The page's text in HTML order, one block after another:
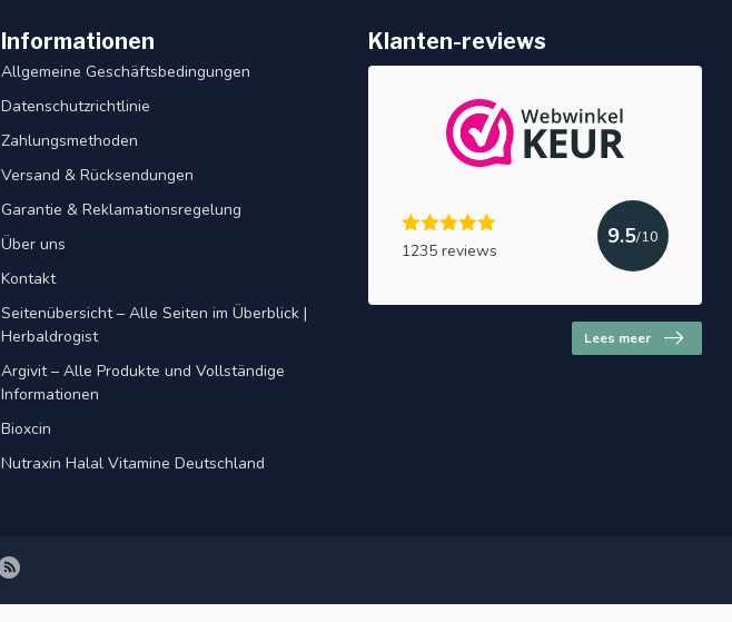
Informationen
Allgemeine Geschäftsbedingungen
Datenschutzrichtlinie
Zahlungsmethoden
Versand & Rücksendungen
Garantie & Reklamationsregelung
Über uns
Kontakt
Seitenübersicht – Alle Seiten im Überblick |
Herbaldrogist
Argivit – Alle Produkte und Vollständige
Informationen
Bioxcin
Nutraxin Halal Vitamine Deutschland
Klanten-reviews
1235 reviews
9.5/10
Lees meer